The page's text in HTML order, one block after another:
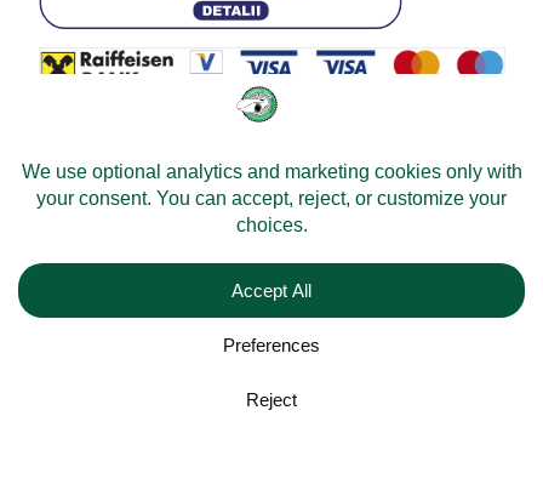
Velomobileworld.com
Web development by